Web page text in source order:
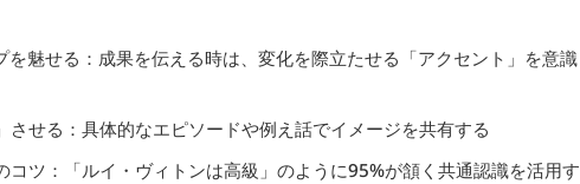
魅せる：成果を伝える時は、変化を際立たせる「アクセント」を意識
せる：具体的なエピソードや例え話でイメージを共有する
コツ：「ルイ・ヴィトンは高級」のように95%が頷く共通認識を活用す